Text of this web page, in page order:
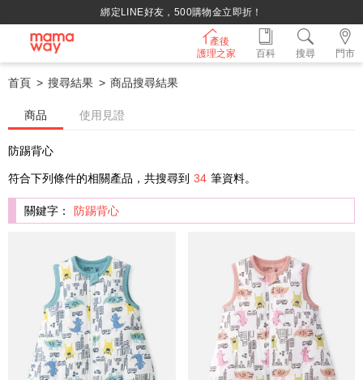
綁定LINE好友，500購物金立即折！
產後
護理之家
門市
百科 搜尋
首頁 搜尋結果 商品搜尋結果
商品 使用見證
防踢背心
符合下列條件的相關產品，共搜尋到 34 筆資料。
關鍵字： 防踢背心